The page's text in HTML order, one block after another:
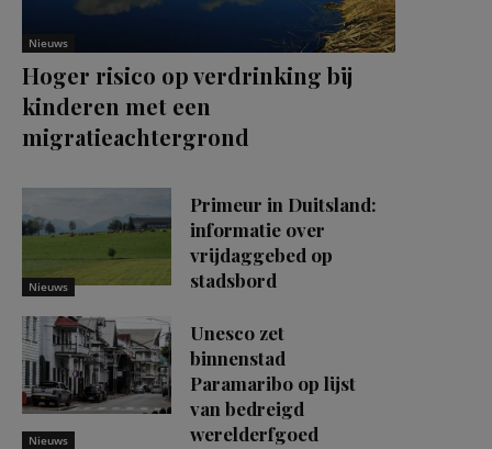
Nieuws
Hoger risico op verdrinking bij
kinderen met een
migratieachtergrond
Nieuws
Primeur in Duitsland:
informatie over
vrijdaggebed op
stadsbord
Nieuws
Unesco zet
binnenstad
Paramaribo op lijst
van bedreigd
werelderfgoed